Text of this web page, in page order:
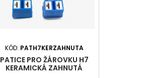
KÓD: PATH7KERZAHNUTA
PATICE PRO ŽÁROVKU H7
KERAMICKÁ ZAHNUTÁ